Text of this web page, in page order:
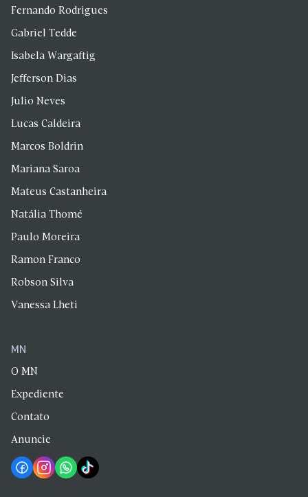
Fernando Rodrigues
Gabriel Tedde
Isabela Wargaftig
Jefferson Dias
Julio Neves
Lucas Caldeira
Marcos Boldrin
Mariana Saroa
Mateus Castanheira
Natália Thomé
Paulo Moreira
Ramon Franco
Robson Silva
Vanessa Lheti
MN
O MN
Expediente
Contato
Anuncie